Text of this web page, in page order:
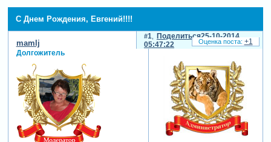
С Днем Рождения, Евгений!!!!
Поделиться
1
25-10-2014
05:47:22
mamlj
Долгожитель
+1